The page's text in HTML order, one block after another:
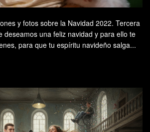
y fotos sobre la Navidad 2022. Tercera
deseamos una feliz navidad y para ello te
para que tu espíritu navideño salga...